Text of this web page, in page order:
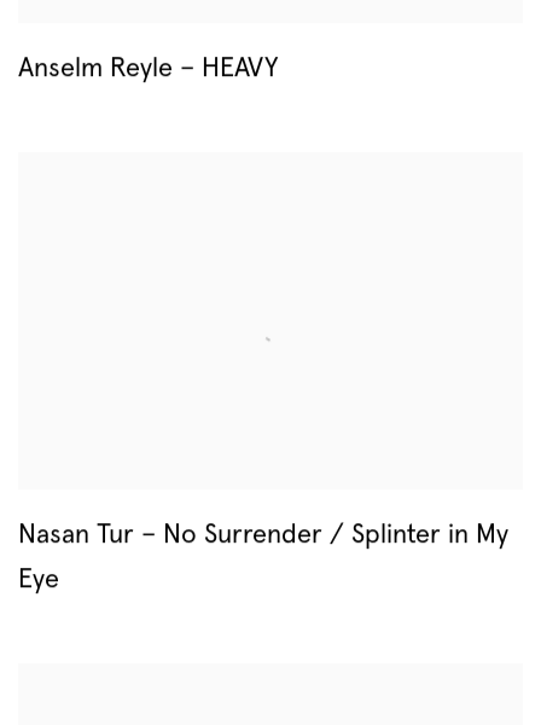
Anselm Reyle – HEAVY
Nasan Tur – No Surrender / Splinter in My
Eye